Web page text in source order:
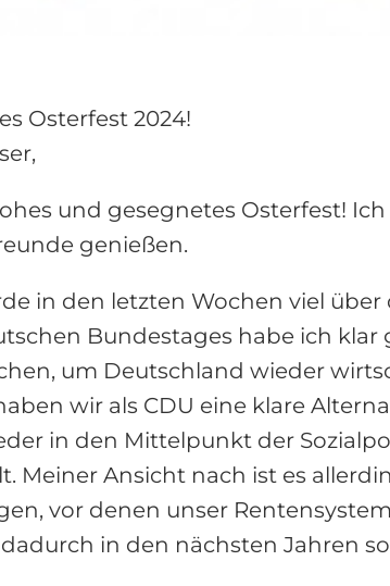
Osterfest 2024!
und gesegnetes Osterfest!
genießen.
in den letzten Wochen viel
Bundestages habe ich
um Deutschland wieder
wir als CDU eine klare
in den Mittelpunkt der
Meiner Ansicht nach ist es
vor denen unser
in den nächsten Jahren